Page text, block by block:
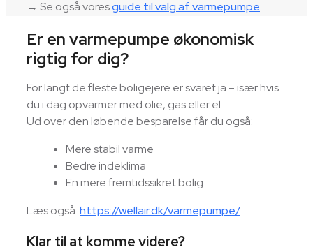
→ Se også voresguide til valg af varmepumpe
Er en varmepumpe økonomisk
rigtig for dig?
For langt de fleste boligejere er svaret ja – især hvis
du i dag opvarmer med olie, gas eller el.
Ud over den løbende besparelse får du også:
Mere stabil varme
Bedre indeklima
En mere fremtidssikret bolig
Læs også:https://wellair.dk/varmepumpe/
Klar til at komme videre?